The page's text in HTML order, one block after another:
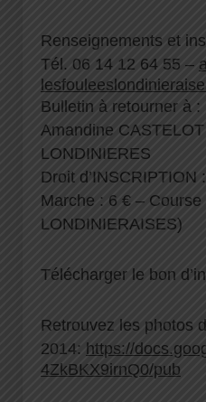
Renseignements et
Tél. 06 14 12 64 55 –
Bulletin à retourner à :
Amandine
LONDINIERES
Droit d’INSCRIPTION :
Marche : 6 € –
LONDINIERAISES)
Télécharger le bon
Retrouvez les photos
2014: https://
4ZkBKX9irnQ0/pub